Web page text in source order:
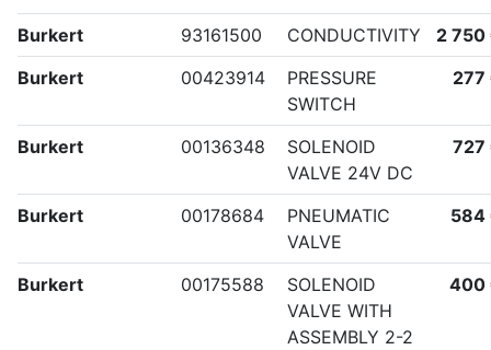
Burkert
93161500 CONDUCTIVITY
2 750
Burkert
00423914
PRESSURE
SWITCH
277
Burkert 00136348
SOLENOID
VALVE 24V DC
727
Burkert 00178684
PNEUMATIC
VALVE
584
Burkert 00175588
SOLENOID
VALVE WITH
ASSEMBLY 2-2
400